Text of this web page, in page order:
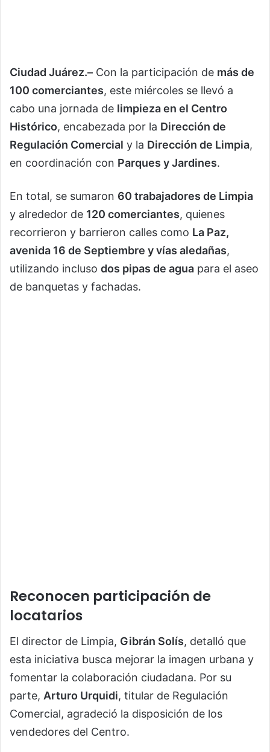
Ciudad Juárez.– Con la participación de más de
100 comerciantes, este miércoles se llevó a
cabo una jornada de limpieza en el Centro
Histórico, encabezada por la Dirección de
Regulación Comercial y la Dirección de Limpia,
en coordinación con Parques y Jardines.
En total, se sumaron 60 trabajadores de Limpia
y alrededor de 120 comerciantes, quienes
recorrieron y barrieron calles como La Paz,
avenida 16 de Septiembre y vías aledañas,
utilizando incluso dos pipas de agua para el aseo
de banquetas y fachadas.
Reconocen participación de
locatarios
El director de Limpia, Gibrán Solís, detalló que
esta iniciativa busca mejorar la imagen urbana y
fomentar la colaboración ciudadana. Por su
parte, Arturo Urquidi, titular de Regulación
Comercial, agradeció la disposición de los
vendedores del Centro.